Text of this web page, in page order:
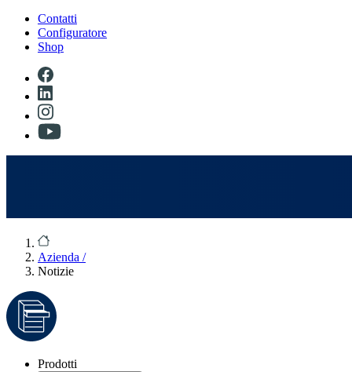
Contatti
Configuratore
Shop
Azienda /
Notizie
Prodotti